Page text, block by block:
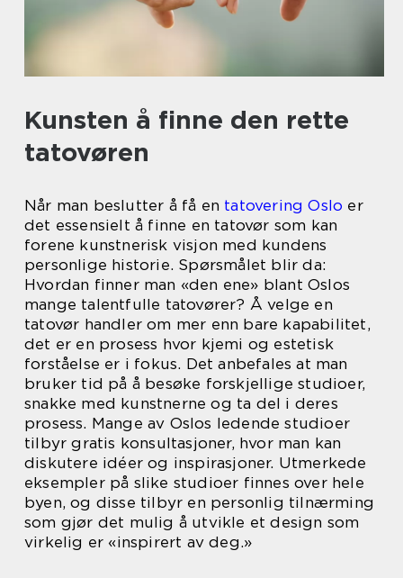
Kunsten å finne den rette
tatovøren
Når man beslutter å få en tatovering Oslo er
det essensielt å finne en tatovør som kan
forene kunstnerisk visjon med kundens
personlige historie. Spørsmålet blir da:
Hvordan finner man «den ene» blant Oslos
mange talentfulle tatovører? Å velge en
tatovør handler om mer enn bare kapabilitet,
det er en prosess hvor kjemi og estetisk
forståelse er i fokus. Det anbefales at man
bruker tid på å besøke forskjellige studioer,
snakke med kunstnerne og ta del i deres
prosess. Mange av Oslos ledende studioer
tilbyr gratis konsultasjoner, hvor man kan
diskutere idéer og inspirasjoner. Utmerkede
eksempler på slike studioer finnes over hele
byen, og disse tilbyr en personlig tilnærming
som gjør det mulig å utvikle et design som
virkelig er «inspirert av deg.»